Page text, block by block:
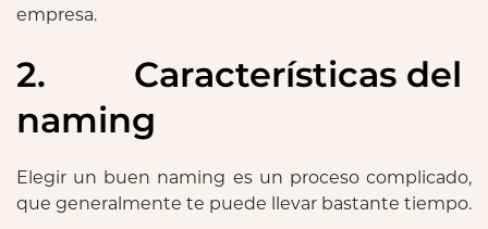
empresa.
2. Características del
naming
Elegir un buen naming es un proceso complicado,
que generalmente te puede llevar bastante tiempo.